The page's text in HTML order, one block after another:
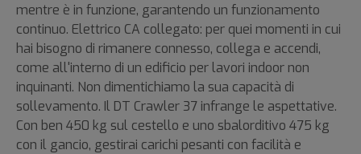
mentre è in funzione, garantendo un funzionamento
continuo. Elettrico CA collegato: per quei momenti in cui
hai bisogno di rimanere connesso, collega e accendi,
come all'interno di un edificio per lavori indoor non
inquinanti. Non dimentichiamo la sua capacità di
sollevamento. Il DT Crawler 37 infrange le aspettative.
Con ben 450 kg sul cestello e uno sbalorditivo 475 kg
con il gancio, gestirai carichi pesanti con facilità e